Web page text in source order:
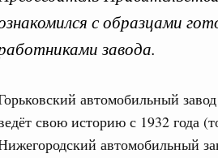
с образцами
завода.
автомобильный
свою историю с 1932 года
автомобильный
в сфере строительства